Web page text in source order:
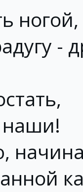
ногой,
-
наши!